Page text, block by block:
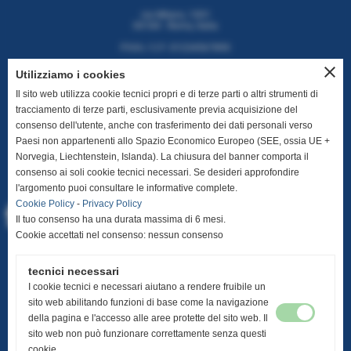
CONTATTI
T. +39 06 112 2334
E. info@miaazienda.it
Home
Privacy Policy
Cookie Policy
close
Utilizziamo i cookies
Il sito web utilizza cookie tecnici propri e di terze parti o altri strumenti di
tracciamento di terze parti, esclusivamente previa acquisizione del
consenso dell'utente, anche con trasferimento dei dati personali verso
Paesi non appartenenti allo Spazio Economico Europeo (SEE, ossia UE +
Norvegia, Liechtenstein, Islanda). La chiusura del banner comporta il
consenso ai soli cookie tecnici necessari. Se desideri approfondire
l'argomento puoi consultare le informative complete.
Cookie Policy - Privacy Policy
Il tuo consenso ha una durata massima di 6 mesi.
Cookie accettati nel consenso: nessun consenso
tecnici necessari
I cookie tecnici e necessari aiutano a rendere fruibile un
sito web abilitando funzioni di base come la navigazione
della pagina e l'accesso alle aree protette del sito web. Il
sito web non può funzionare correttamente senza questi